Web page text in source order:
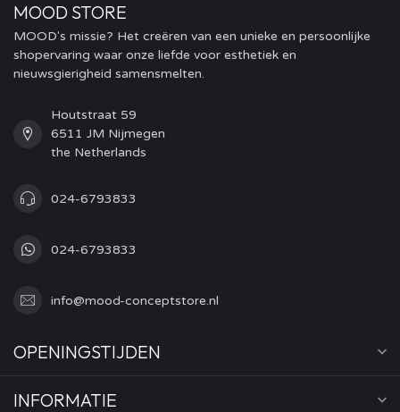
MOOD STORE
MOOD's missie? Het creëren van een unieke en persoonlijke
shopervaring waar onze liefde voor esthetiek en
nieuwsgierigheid samensmelten.
Houtstraat 59
6511 JM Nijmegen
the Netherlands
024-6793833
024-6793833
info@mood-conceptstore.nl
OPENINGSTIJDEN
INFORMATIE